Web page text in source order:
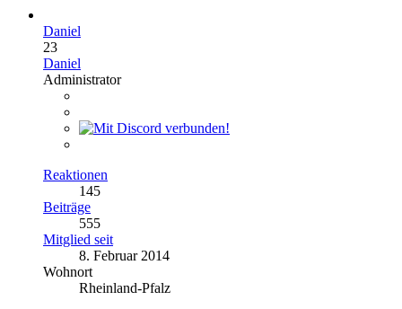
Daniel
23
Daniel
Administrator
Reaktionen
145
Beiträge
555
Mitglied seit
8. Februar 2014
Wohnort
Rheinland-Pfalz